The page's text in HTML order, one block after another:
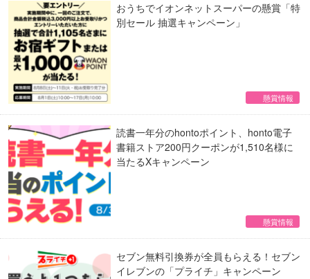
おうちでイオンネットスーパーの懸賞「特
別セール 抽選キャンペーン」
懸賞情報
読書一年分のhontoポイント、honto電子
書籍ストア200円クーポンが1,510名様に
当たるXキャンペーン
懸賞情報
セブン無料引換券が全員もらえる！セブン
イレブンの「プライチ」キャンペーン